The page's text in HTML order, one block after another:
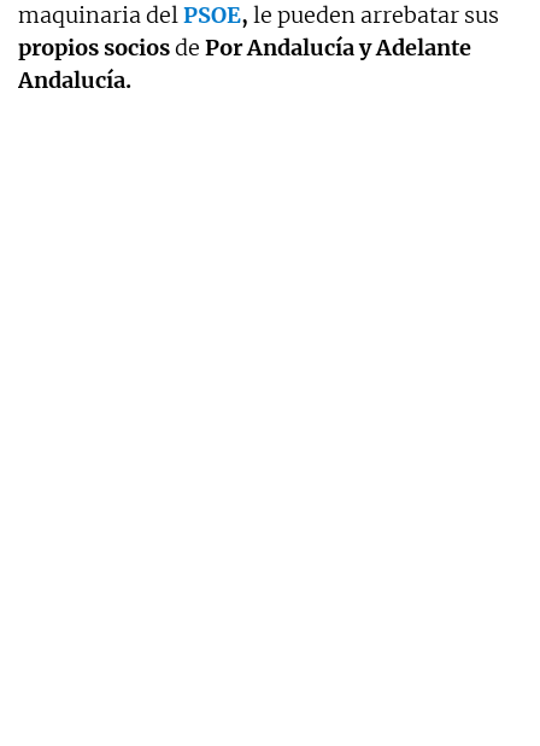
maquinaria delPSOE, le pueden arrebatar sus
propios sociosde Por Andalucía y Adelante
Andalucía.